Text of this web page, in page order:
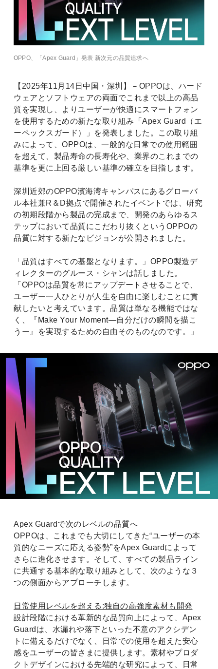
OPPO、「Apex Guard」発表 新次元の品質追求へ
【2025年11月14日中国・深圳】－OPPOは、ハード
ウェアとソフトウェアの両面でこれまで以上の高品
質を実現し、よりユーザーが快適にスマートフォン
を使用するための新たな取り組み「Apex Guard（エ
ーペックスガード）」を発表しました。この取り組
みによって、OPPOは、一般的な日常での使用範囲
を超えて、製品寿命の長寿化や、業界のこれまでの
基準を更に上回る厳しい基準の確立を目指します。
深圳近郊のOPPO濱海湾キャンパスにあるグローバ
ル本社兼R＆D拠点で開催されたイベントでは、研究
の初期段階から製品の完成まで、開発のあらゆるス
テップにおいて品質にこだわり抜くというOPPOの
品質に対する新たなビジョンが公開されました。
「品質はすべての基盤となります。」OPPO製造デ
ィレクターのグルース・シャンは話しました。
「OPPOは品質を常にアップデートさせることで、
ユーザー一人ひとりが人生を自由に楽しむことに貢
献したいと考えています。品質は単なる機能ではな
く、『Make Your Moment―自分だけの瞬間を描こ
うー』を実現するための自由そのものなのです。」
Apex Guardで次のレベルの品質へ
OPPOは、これまでも大切にしてきた“ユーザーの本
質的なニーズに応える姿勢”をApex Guardによって
さらに進化させます。そして、すべての製品ライン
に共通する基本的な取り組みとして、次のような３
つの側面からアプローチします。
日常使用レベルを超える:独自の高強度素材も開発
設計段階における革新的な品質向上によって、Apex
Guardは、水漏れや落下といった不意のアクシデン
トに備えるだけでなく、日常での使用を超えた安心
感をユーザーの皆さまに提供します。素材やプロダ
クトデザインにおける先端的な研究によって、日常